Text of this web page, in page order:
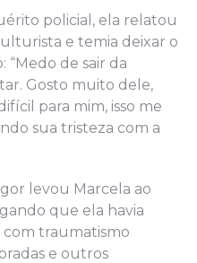
policial, ela relatou
e temia deixar o
de sair da
Gosto muito dele,
para mim, isso me
sua tristeza com a
levou Marcela ao
que ela havia
com traumatismo
e outros